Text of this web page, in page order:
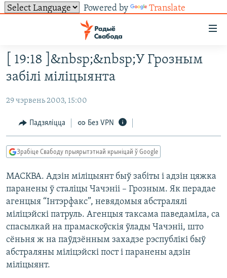
Powered by Translate
ўнівэрсальнага
доступу
Перайсьці
да
галоўнага
Перайсьці
да
галоўнай
навігацыі
Перайсьці
да
пошуку
НАВІНЫ
ВІДЭА І ФОТА
ЛЮДЗІ
ЭКАНОМІКА
ВАЙНА
БЕЛАРУСЫ НА ВАЙНЕ
ПАЛІТВЯЗЬНІ
КУЛЬТУРА
КАЛЯНДАР
ТОЛЬКІ НА СВАБОДЗЕ
ТЭСТЫ
БЛОГІ
ПАДКАСТЫ
КНІГІ
АЎДЫЁКНІГІ
PREMIUM
МОВА
НА ХВАЛЯХ СВАБОДЫ
СУВЯЗЬ
АБЫСЬЦІ БЛЯКАВАНЬНЕ
ПАДПІСАЦЦА
ПАДКАСТЫ
FACEBOOK
САЧЫЦЕ ЗА АБНАЎЛЕНЬНЯМІ
Усе сайты РС/РСЭ
[ 19:18 ]&nbsp;&nbsp;У Грозным
забілі міліцыянта
29 чэрвень 2003, 15:00
Падзяліцца Без VPN
Зрабіце Свабоду прыярытэтнай крыніцай ў Google
МАСКВА. Адзін міліцыянт быў забіты і адзін цяжка
паранены ў сталіцы Чачэніі – Грозным. Як перадае
агенцыя “Інтэрфакс”, невядомыя абстралялі
міліцэйскі патруль. Агенцыя таксама паведаміла, са
спасылкай на прамаскоўскія ўлады Чачэніі, што
сёньня ж на паўдзённым захадзе рэспублікі быў
абстраляны міліцэйскі пост і паранены адзін
міліцыянт.